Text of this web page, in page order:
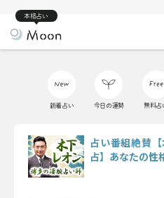
本格占い
新着占い 今日の運勢 無料占
占い番組絶賛
占】あなたの性